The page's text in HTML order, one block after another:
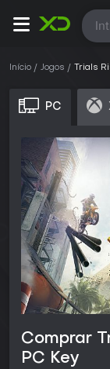
Início Jogos Trials
PC
Comprar
PC Key